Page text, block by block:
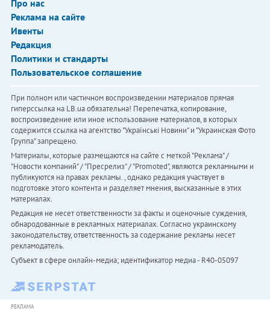
Про нас
Реклама на сайте
Ивенты
Редакция
Политики и стандарты
Пользовательское соглашение
При полном или частичном воспроизведении материалов прямая
гиперссылка на LB.ua обязательна! Перепечатка, копирование,
воспроизведение или иное использование материалов, в которых
содержится ссылка на агентство "Українськi Новини" и "Украинская Фото
Группа" запрещено.
Материалы, которые размещаются на сайте с меткой "Реклама" /
"Новости компаний" / "Пресрелиз" / "Promoted", являются рекламными и
публикуются на правах рекламы. , однако редакция участвует в
подготовке этого контента и разделяет мнения, высказанные в этих
материалах.
Редакция не несет ответственности за факты и оценочные суждения,
обнародованные в рекламных материалах. Согласно украинскому
законодательству, ответственность за содержание рекламы несет
рекламодатель.
Субъект в сфере онлайн-медиа; идентификатор медиа - R40-05097
РЕКЛАМА